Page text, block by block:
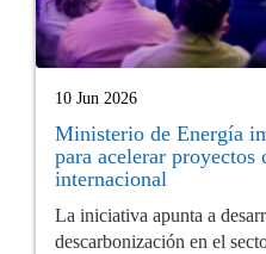
10 Jun 2026
Ministerio de Energía
para acelerar
internacional
La iniciativa apunta a
descarbonización en el